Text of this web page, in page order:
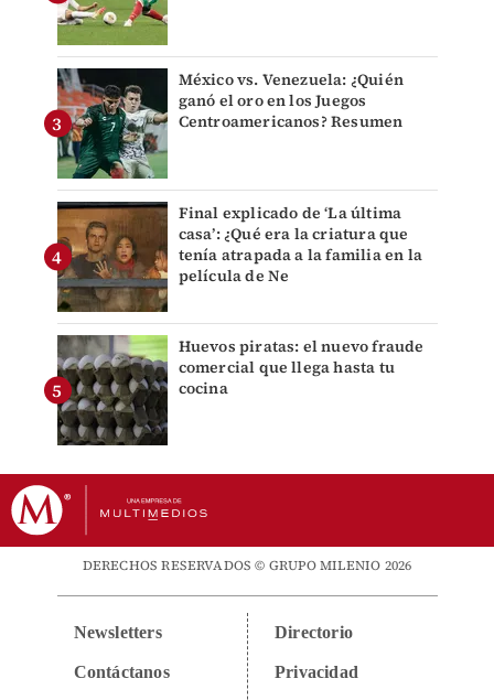
México vs. Venezuela: ¿Quién
ganó el oro en los Juegos
Centroamericanos? Resumen
Final explicado de ‘La última
casa’: ¿Qué era la criatura que
tenía atrapada a la familia en la
película de Ne
Huevos piratas: el nuevo fraude
comercial que llega hasta tu
cocina
DERECHOS RESERVADOS © GRUPO MILENIO 2026
Newsletters
Contáctanos
Directorio
Privacidad